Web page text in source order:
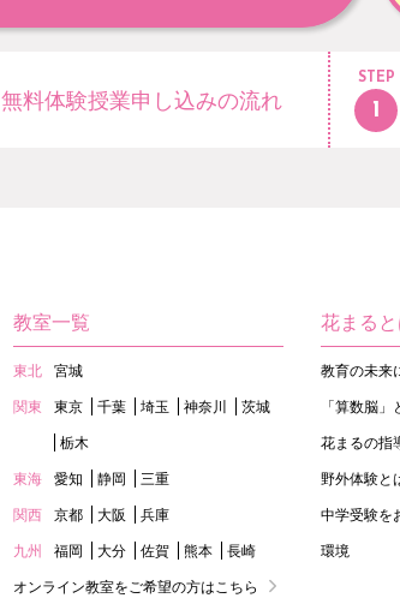
無料体験授業申し込みの流れ
STEP
教室一覧
東北
宮城
関東
東京 千葉 埼玉 神奈川
茨城
栃木
東海
愛知 静岡
三重
関西
京都 大阪
兵庫
九州
福岡 大分 佐賀 熊本
長崎
オンライン教室をご希望の方はこちら
花まる
教育の未来
「算数脳」
花まるの指
野外体験と
中学受験を
環境